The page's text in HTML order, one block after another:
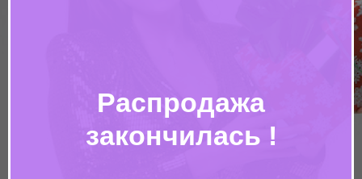
Распродажа
закончилась !